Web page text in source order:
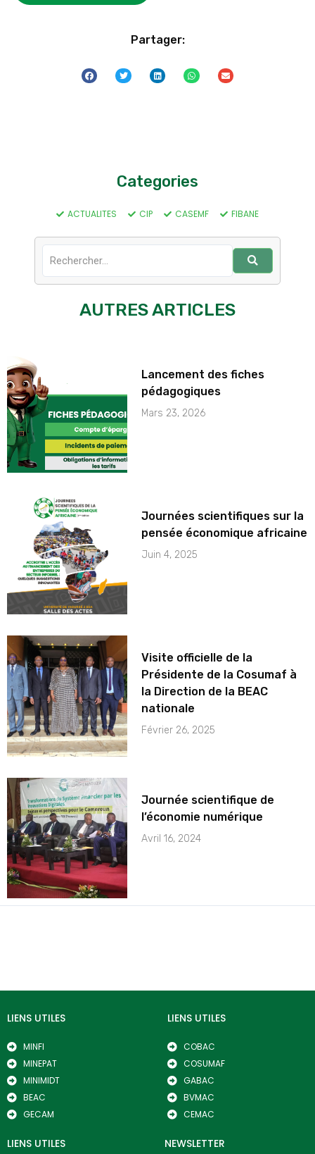
Partager:
Categories
ACTUALITES CIP CASEMF FIBANE
AUTRES ARTICLES
Lancement des fiches
pédagogiques
Mars 23, 2026
Journées scientifiques sur la
pensée économique africaine
Juin 4, 2025
Visite officielle de la
Présidente de la Cosumaf à
la Direction de la BEAC
nationale
Février 26, 2025
Journée scientifique de
l’économie numérique
Avril 16, 2024
LIENS UTILES
MINFI
MINEPAT
MINIMIDT
BEAC
GECAM
LIENS UTILES
COBAC
COSUMAF
GABAC
BVMAC
CEMAC
LIENS UTILES NEWSLETTER